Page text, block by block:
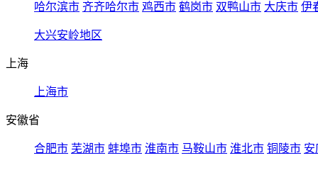
哈尔滨市 齐齐哈尔市 鸡西市 鹤岗市 双鸭山市 大庆市 伊
大兴安岭地区
上海
上海市
安徽省
合肥市 芜湖市 蚌埠市 淮南市 马鞍山市 淮北市 铜陵市 安